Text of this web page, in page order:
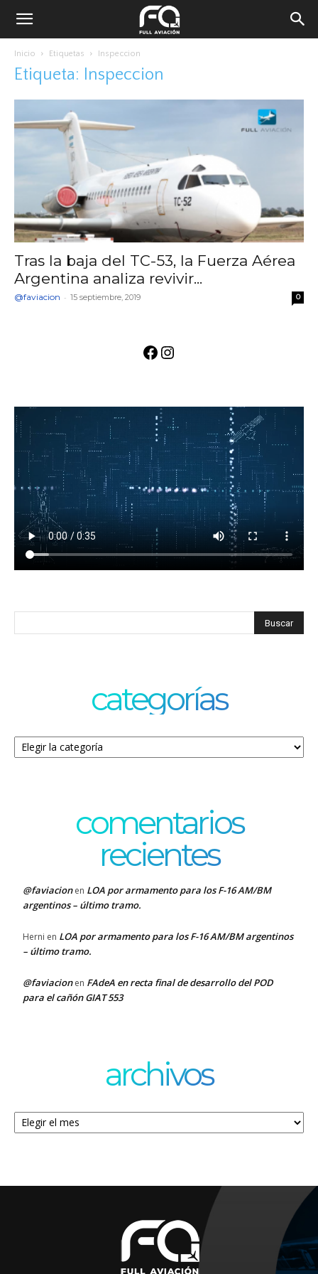
Inicio Etiquetas Inspeccion
Etiqueta: Inspeccion
Tras la baja del TC-53, la Fuerza Aérea
Argentina analiza revivir...
@faviacion - 15 septiembre, 2019 0
Facebook
Instagram
categorías
Categorías
comentarios
recientes
@faviacionen LOA por armamento para los F-16 AM/BM
argentinos – último tramo.
Herni en LOA por armamento para los F-16 AM/BM argentinos
– último tramo.
@faviacionen FAdeA en recta final de desarrollo del POD
para el cañón GIAT 553
archivos
Archivos